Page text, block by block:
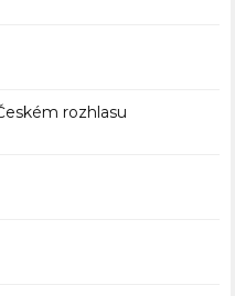
rozhlasu